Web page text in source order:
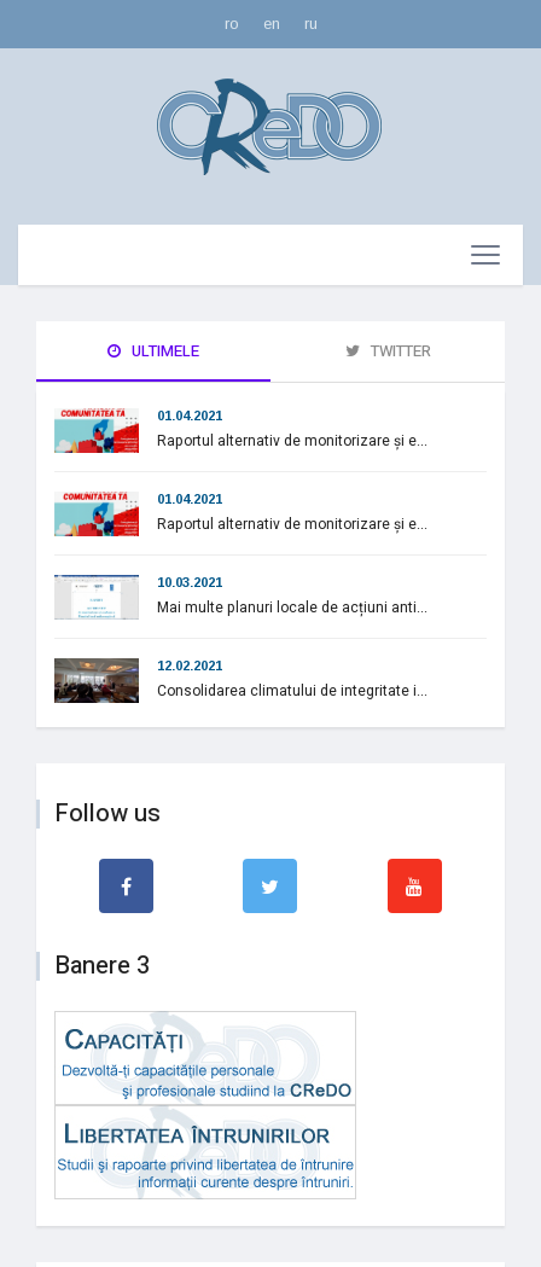
ro en ru
ULTIMELE TWITTER
01.04.2021
Raportul alternativ de monitorizare și e...
01.04.2021
Raportul alternativ de monitorizare și e...
10.03.2021
Mai multe planuri locale de acțiuni anti...
12.02.2021
Consolidarea climatului de integritate i...
Follow us
Banere 3